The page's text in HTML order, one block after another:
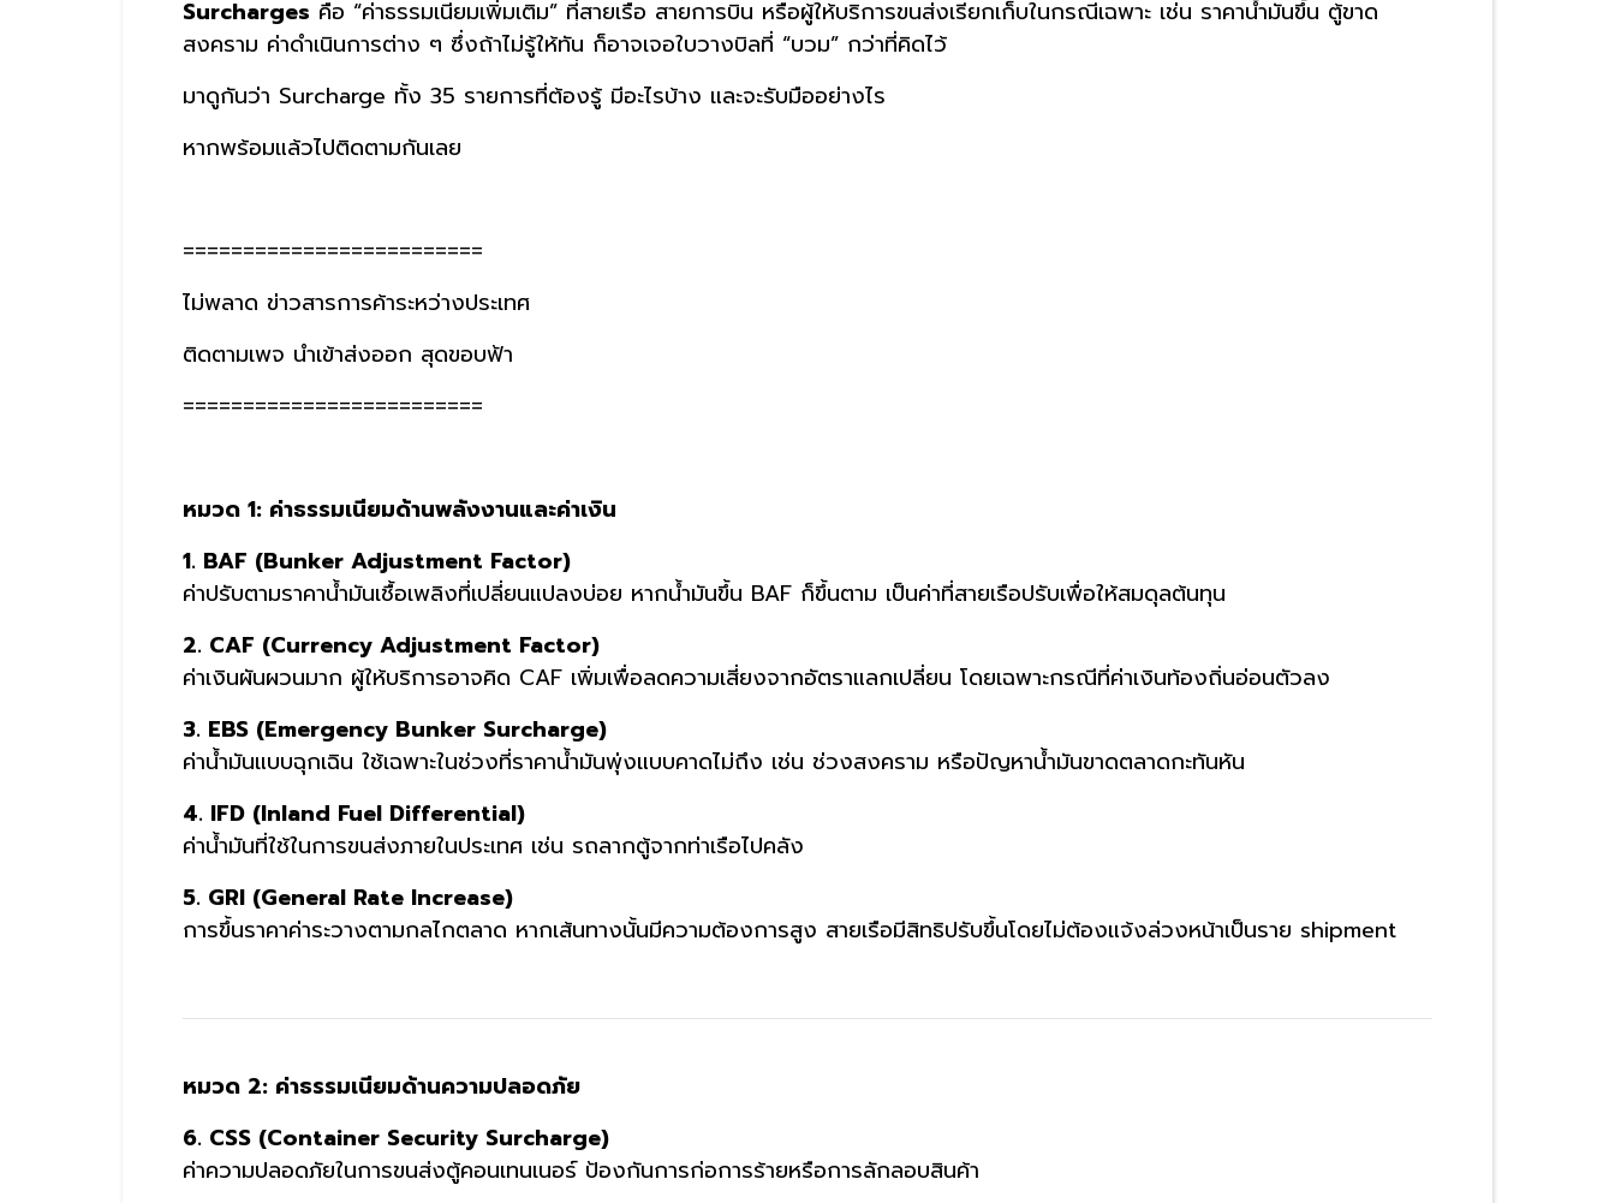
Surcharges คือ “ค่าธรรมเนียมเพิ่มเติม” ที่สายเรือ สายการบิน หรือผู้ให้บริการขนส่งเรียกเก็บในกรณีเฉพาะ เช่น ราคาน้ำมันขึ้น ตู้ขาด
สงคราม ค่าดำเนินการต่าง ๆ ซึ่งถ้าไม่รู้ให้ทัน ก็อาจเจอใบวางบิลที่ “บวม” กว่าที่คิดไว้
มาดูกันว่า Surcharge ทั้ง 35 รายการที่ต้องรู้ มีอะไรบ้าง และจะรับมืออย่างไร
หากพร้อมแล้วไปติดตามกันเลย
=========================
ไม่พลาด ข่าวสารการค้าระหว่างประเทศ
ติดตามเพจ นำเข้าส่งออก สุดขอบฟ้า
=========================
หมวด 1: ค่าธรรมเนียมด้านพลังงานและค่าเงิน
1. BAF (Bunker Adjustment Factor)
ค่าปรับตามราคาน้ำมันเชื้อเพลิงที่เปลี่ยนแปลงบ่อย หากน้ำมันขึ้น BAF ก็ขึ้นตาม เป็นค่าที่สายเรือปรับเพื่อให้สมดุลต้นทุน
2. CAF (Currency Adjustment Factor)
ค่าเงินผันผวนมาก ผู้ให้บริการอาจคิด CAF เพิ่มเพื่อลดความเสี่ยงจากอัตราแลกเปลี่ยน โดยเฉพาะกรณีที่ค่าเงินท้องถิ่นอ่อนตัวลง
3. EBS (Emergency Bunker Surcharge)
ค่าน้ำมันแบบฉุกเฉิน ใช้เฉพาะในช่วงที่ราคาน้ำมันพุ่งแบบคาดไม่ถึง เช่น ช่วงสงคราม หรือปัญหาน้ำมันขาดตลาดกะทันหัน
4. IFD (Inland Fuel Differential)
ค่าน้ำมันที่ใช้ในการขนส่งภายในประเทศ เช่น รถลากตู้จากท่าเรือไปคลัง
5. GRI (General Rate Increase)
การขึ้นราคาค่าระวางตามกลไกตลาด หากเส้นทางนั้นมีความต้องการสูง สายเรือมีสิทธิปรับขึ้นโดยไม่ต้องแจ้งล่วงหน้าเป็นราย shipment
หมวด 2: ค่าธรรมเนียมด้านความปลอดภัย
6. CSS (Container Security Surcharge)
ค่าความปลอดภัยในการขนส่งตู้คอนเทนเนอร์ ป้องกันการก่อการร้ายหรือการลักลอบสินค้า